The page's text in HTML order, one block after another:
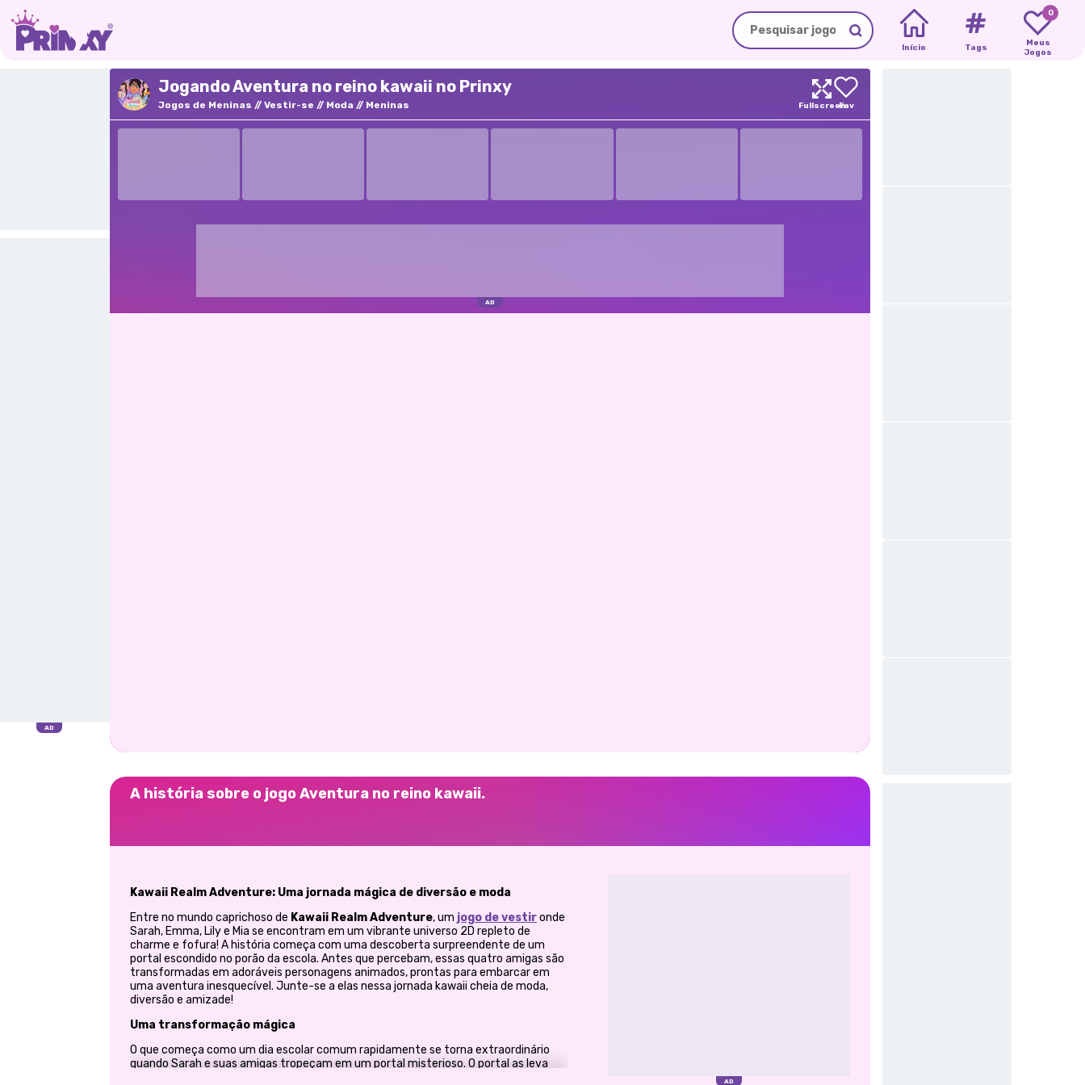
Início Tags
0
Meus
Jogos
Jogando Aventura no reino kawaii no Prinxy
Jogos de Meninas Vestir-se Moda Meninas
A história sobre o jogo Aventura no reino kawaii.
Kawaii Realm Adventure: Uma jornada mágica de diversão e moda
Entre no mundo caprichoso de Kawaii Realm Adventure, um jogo de vestironde
Sarah, Emma, Lily e Mia se encontram em um vibrante universo 2D repleto de
charme e fofura! A história começa com uma descoberta surpreendente de um
portal escondido no porão da escola. Antes que percebam, essas quatro amigas são
transformadas em adoráveis personagens animados, prontas para embarcar em
uma aventura inesquecível. Junte-se a elas nessa jornada kawaii cheia de moda,
diversão e amizade!
Uma transformação mágica
O que começa como um dia escolar comum rapidamente se torna extraordinário
quando Sarah e suas amigas tropeçam em um portal misterioso. O portal as leva